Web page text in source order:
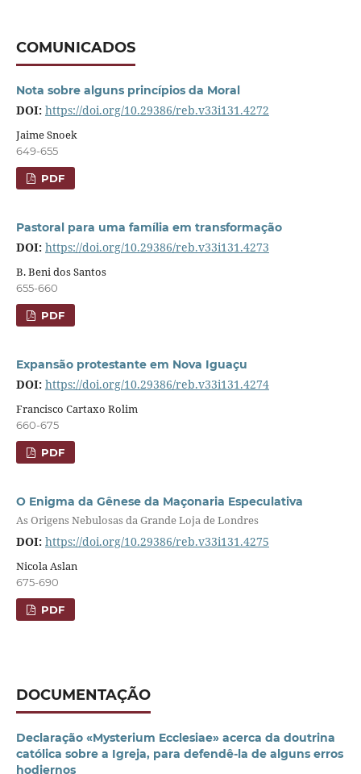
COMUNICADOS
Nota sobre alguns princípios da Moral
DOI: https://doi.org/10.29386/reb.v33i131.4272
Jaime Snoek
649-655
PDF
Pastoral para uma família em transformação
DOI: https://doi.org/10.29386/reb.v33i131.4273
B. Beni dos Santos
655-660
PDF
Expansão protestante em Nova Iguaçu
DOI: https://doi.org/10.29386/reb.v33i131.4274
Francisco Cartaxo Rolim
660-675
PDF
O Enigma da Gênese da Maçonaria Especulativa
As Origens Nebulosas da Grande Loja de Londres
DOI: https://doi.org/10.29386/reb.v33i131.4275
Nicola Aslan
675-690
PDF
DOCUMENTAÇÃO
Declaração «Mysterium Ecclesiae» acerca da doutrina
católica sobre a Igreja, para defendê-la de alguns erros
hodiernos